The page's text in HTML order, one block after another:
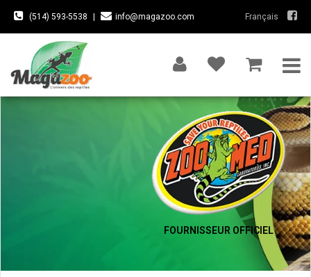
(514) 593-5538 info@magazoo.com Français
FOURNISSEUR OFFICIEL